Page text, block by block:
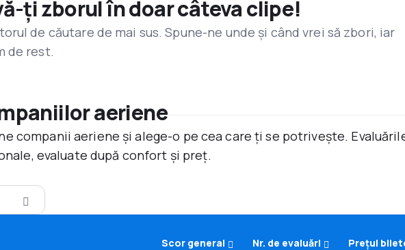
ți zborul în doar câteva clipe!
de căutare de mai sus. Spune-ne unde și când vrei să zbori, iar
de rest.
aeriene
companii aeriene și alege-o pe cea care ți se potrivește.
evaluate după confort și preț.
Scor general Nr. de evaluări Prețul